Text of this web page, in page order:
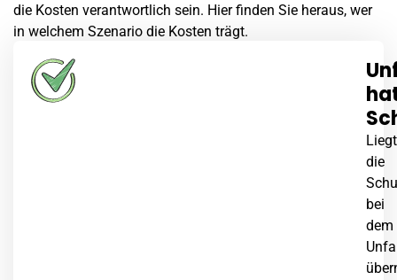
die Kosten verantwortlich sein. Hier finden Sie heraus, wer
in welchem Szenario die Kosten trägt.
Liegt
die
bei
dem